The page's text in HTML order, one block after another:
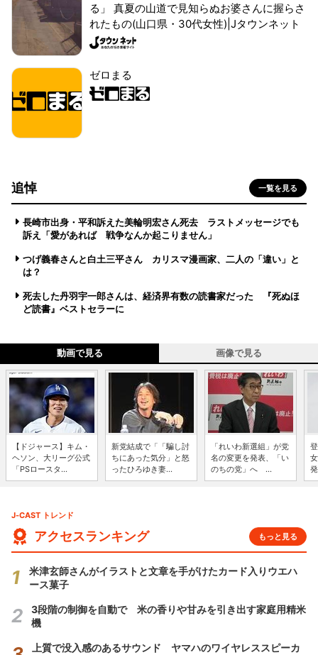
る」 真夏の山道で見知らぬお婆さんに握らさ
れたもの(山口県・30代女性)|Jタウンネット
ゼロまる
追悼 一覧を見る
長崎市出身・平和訴えた美輪明宏さん死去 ラストメッセージでも
訴え「愛があれば 戦争なんか起こりません」
つげ義春さんと白土三平さん カリスマ漫画家、二人の「違い」と
は？
死去した丹羽宇一郎さんは、経済界有数の読書家だった 『死ぬほ
ど読書』ベストセラーに
動画で見る 画像で見る
【ドジャース】キム・
ヘソン、大リーグ公式
「PSロースタ...
新党結成で「「騙し討
ちにあった気分」と怒
ったひろゆき妻...
「れいわ新選組」が党
名の変更を発表、「い
のちの党」へ ...
J-CAST トレンド
アクセスランキング もっと見る
米津玄師さんがイラストと文章を手がけたカード入りウエハ
ース菓子
3段階の制御を自動で 米の香りや甘みを引き出す家庭用精米
機
上質で没入感のあるサウンド ヤマハのワイヤレススピーカ